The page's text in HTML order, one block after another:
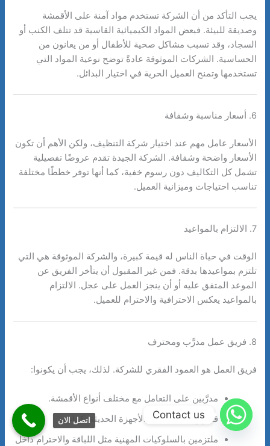
يجب التأكد من أن الشركة تستخدم مواد آمنة على الأقمشة
وصديقة للبيئة. فبعض المواد الكيميائية القاسية قد تتلف الكنب أو
السجاد، وقد تسبب مشاكل صحية للأطفال أو من يعانون من
الحساسية. الشركات الموثوقة عادةً توضح نوعية المواد التي
تستخدمها وتمنح العميل الحرية في اختيار البدائل.
6. أسعار مناسبة وشفافة
الأسعار عامل مهم عند اختيار شركة التنظيف، ولكن الأهم أن تكون
الأسعار واضحة وشفافة. الشركة الجيدة تقدم عروضًا تفصيلية
تشمل كل التكاليف دون رسوم خفية، كما أنها توفر خططًا مختلفة
تناسب احتياجات وميزانية العميل.
7. الالتزام بالمواعيد
الوقت في حياة الناس له قيمة كبيرة، والشركة الموثوقة هي التي
تلتزم بمواعيدها بدقة. فمن غير المقبول أن يتأخر الفريق عن
الموعد المتفق عليه أو أن ينجز العمل على عجل. الالتزام
بالمواعيد يعكس الاحترافية والاحترام للعميل.
8. فريق عمل مدرَّب ومحترف
فريق العمل هو العمود الفقري للشركة. لذلك، يجب أن يكونوا:
مدرَّبين على التعامل مع مختلف أنواع الأقمشة.
قادرين على تشغيل الأجهزة الحديثة بكفاءة.
ملتزمين بالسلوكيات المهنية مثل اللباقة والاحترام داخل
اتصل الان Contact us